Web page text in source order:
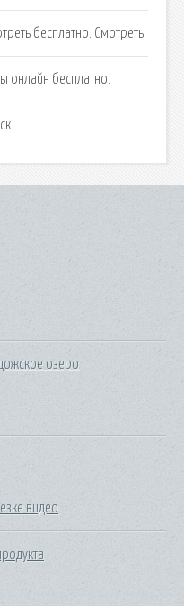
бесплатно. Смотреть.
онлайн бесплатно.
озеро
видео